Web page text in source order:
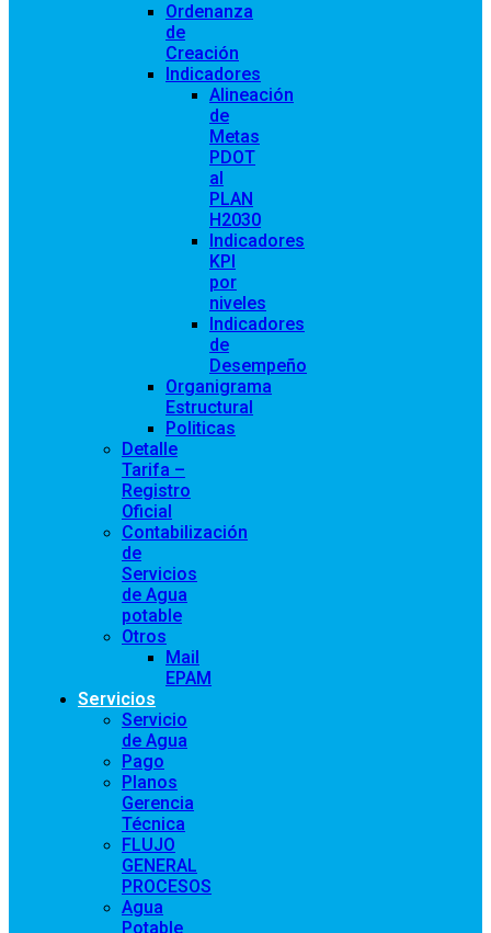
Ordenanza
de
Creación
Indicadores
Alineación
de
Metas
PDOT
al
PLAN
H2030
Indicadores
KPI
por
niveles
Indicadores
de
Desempeño
Organigrama
Estructural
Politicas
Detalle
Tarifa –
Registro
Oficial
Contabilización
de
Servicios
de Agua
potable
Otros
Mail
EPAM
Servicios
Servicio
de Agua
Pago
Planos
Gerencia
Técnica
FLUJO
GENERAL
PROCESOS
Agua
Potable